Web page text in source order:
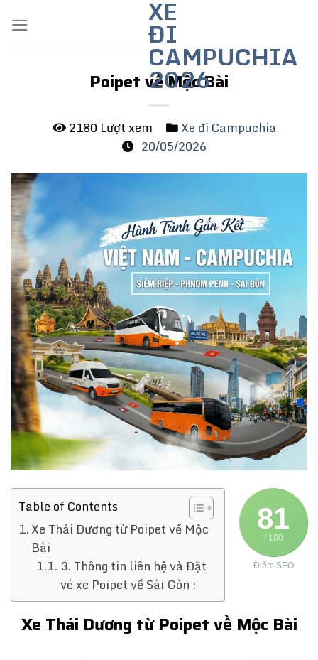
content
XE
ĐI
CAMPUCHIA
2026
Poipet về Mộc Bài
2180 Lượt xem
Xe đi Campuchia
20/05/2026
81
/ 100
Điểm SEO
Table of Contents
Xe Thái Dương từ Poipet về Mộc
Bài
3. Thông tin liên hệ và Đặt
vé xe Poipet về Sài Gòn :
Xe Thái Dương từ Poipet về Mộc Bài